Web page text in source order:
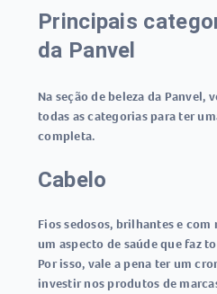
Principais
da Panvel
Na seção de beleza da
todas as categorias para ter
completa.
Cabelo
Fios sedosos, brilhantes e
um aspecto de saúde que faz
Por isso, vale a pena ter um
investir nos produtos de